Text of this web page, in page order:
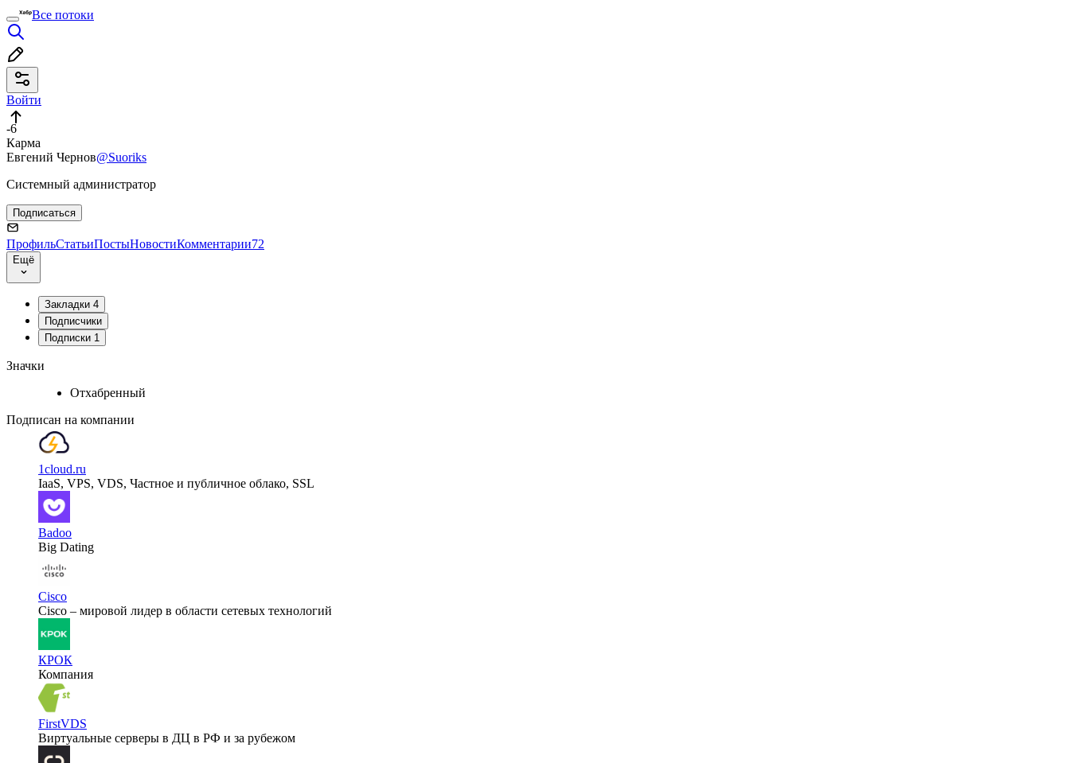
Все потоки
Войти
-6
Карма
Евгений Чернов@Suoriks
Системный администратор
Подписаться
ПрофильСтатьиПостыНовостиКомментарии72
Ещё
Закладки 4
Подписчики
Подписки 1
Значки
Отхабренный
Подписан на компании
1cloud.ru
IaaS, VPS, VDS, Частное и публичное облако, SSL
Badoo
Big Dating
Cisco
Cisco – мировой лидер в области сетевых технологий
КРОК
Компания
FirstVDS
Виртуальные серверы в ДЦ в РФ и за рубежом